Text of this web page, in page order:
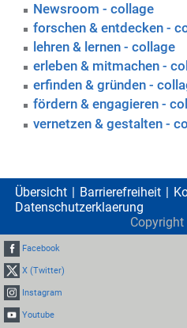
Newsroom - collage
forschen & entdecken -
lehren & lernen - collage
erleben & mitmachen -
erfinden & gründen -
fördern & engagieren -
vernetzen & gestalten -
Übersicht Barrierefreiheit
Datenschutzerklaerung
Facebook
X (Twitter)
Instagram
Youtube